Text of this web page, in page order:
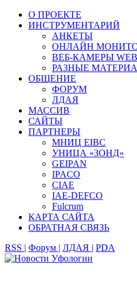
О ПРОЕКТЕ
ИНСТРУМЕНТАРИЙ
АНКЕТЫ
ОНЛАЙН
ВЕБ-КАМЕРЫ
РАЗНЫЕ
ОБЩЕНИЕ
ФОРУМ
ЛДАЯ
МАССИВ
САЙТЫ
ПАРТНЕРЫ
МНИЦ EIBC
УНИЦА «ЗОНД»
GEIPAN
IPACO
CIAE
IAE-DEFCO
Fulcrum
КАРТА САЙТА
ОБРАТНАЯ СВЯЗЬ
RSS | Форум | ЛДАЯ | PDA